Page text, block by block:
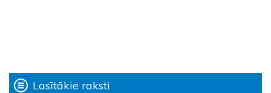
Lasītākie raksti